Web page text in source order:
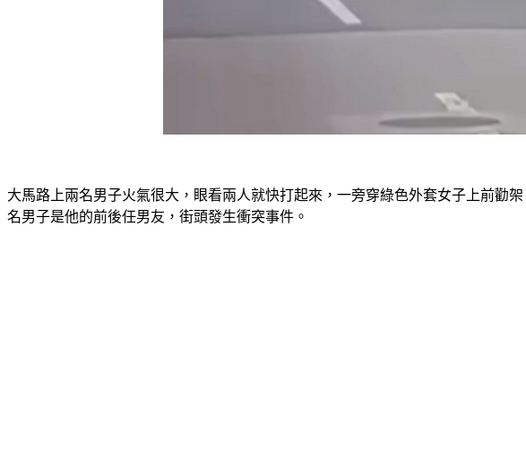
大馬路上兩名男子火氣很大，眼看兩人就快打起來，一旁穿綠色外套女子上前勸
名男子是他的前後任男友，街頭發生衝突事件。